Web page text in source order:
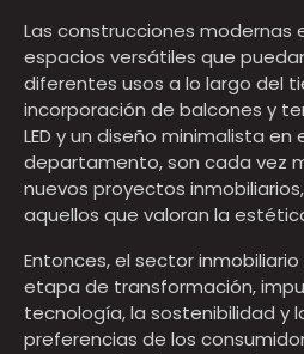
Las construcciones modernas
espacios versátiles que
diferentes usos a lo largo del
incorporación de balcones y
LED y un diseño minimalista en
departamento, son cada vez
nuevos proyectos
aquellos que valoran la
Entonces, el sector
etapa de transformación,
tecnología, la sostenibilidad y
preferencias de los